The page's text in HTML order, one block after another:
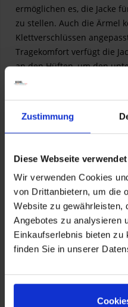
Zustimmung
Diese Webseite
Wir verwenden Cookies
von Drittanbietern, um die
Website zu gewährleisten,
Angebotes zu analysieren
Einkaufserlebnis bieten zu
finden Sie in unserer
ermöglichen es, die Jacke
zu stellen. Auch die Ärmel
Klettverschlüssen
Tragekomfort verfügt die
an den Hüften, um den
zu erweitern.
Reflektierende Einsätze
angebracht, damit der
Weathertrack: die
- Belüftung mit 2
Reißverschluss hinten,
- Große reflektierende
gemäß EN20471,
-
- Kragen mit weicher und
- Riemen zur Anpassung an